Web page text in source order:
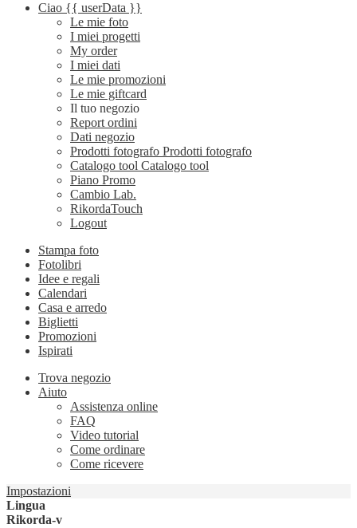
Ciao {{ userData }}
Le mie foto
I miei progetti
My order
I miei dati
Le mie promozioni
Le mie giftcard
Il tuo negozio
Report ordini
Dati negozio
Prodotti fotografo Prodotti fotografo
Catalogo tool Catalogo tool
Piano Promo
Cambio Lab.
RikordaTouch
Logout
Stampa foto
Fotolibri
Idee e regali
Calendari
Casa e arredo
Biglietti
Promozioni
Ispirati
Trova negozio
Aiuto
Assistenza online
FAQ
Video tutorial
Come ordinare
Come ricevere
Impostazioni
Lingua
Rikorda-v